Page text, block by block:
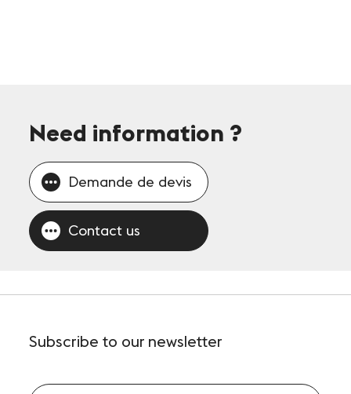
Need information ?
Demande de devis
Contact us
Subscribe to our newsletter